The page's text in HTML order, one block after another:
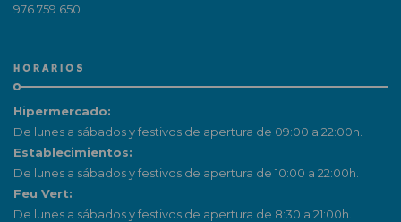
976 759 650
HORARIOS
Hipermercado:
De lunes a sábados y festivos de apertura de 09:00 a 22:00h.
Establecimientos:
De lunes a sábados y festivos de apertura de 10:00 a 22:00h.
Feu Vert:
De lunes a sábados y festivos de apertura de 8:30 a 21:00h.